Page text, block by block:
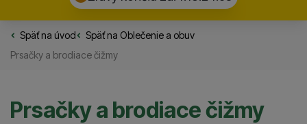
Späť na úvodRybarske.sk
Späť na Oblečenie a obuv
Prsačky a brodiace čižmy
Prsačky a brodiace čižmy